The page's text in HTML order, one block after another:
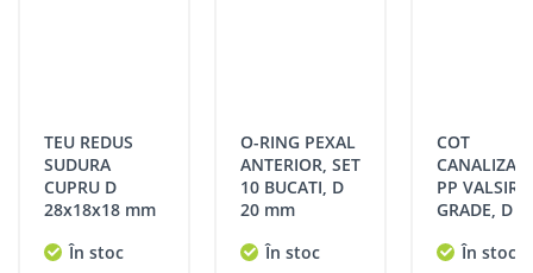
TEU REDUS
SUDURA
CUPRU D
28x18x18 mm
În stoc
O-RING PEXAL
ANTERIOR, SET
10 BUCATI, D
20 mm
În stoc
COT
PP VALSIR,
GRADE, D
În stoc